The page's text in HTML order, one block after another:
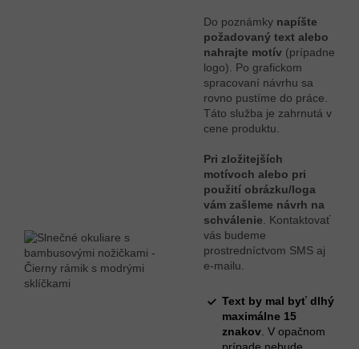
Do poznámky napíšte
požadovaný text alebo
nahrajte motív (prípadne
logo). Po grafickom
spracovaní návrhu sa
rovno pustíme do práce.
Táto služba je zahrnutá v
cene produktu.
Pri zložitejších
motívoch alebo pri
použití obrázku/loga
vám zašleme návrh na
schválenie . Kontaktovať
vás budeme
prostredníctvom SMS aj
e-mailu.
Text by mal byť dlhý
maximálne 15
znakov . V opačnom